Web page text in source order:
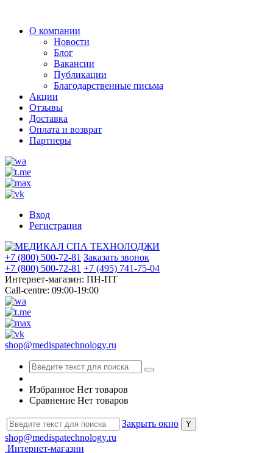
О компании
Новости
Блог
Вакансии
Публикации
Благодарственные письма
Акции
Отзывы
Доставка
Оплата и возврат
Партнеры
Вход
Регистрация
+7 (800) 500-72-81 Заказать звонок
+7 (800) 500-72-81 +7 (495) 741-75-04
Интернет-магазин: ПН-ПТ
Call-centre: 09:00-19:00
shop@medispatechnology.ru
Избранное Нет товаров
Сравнение Нет товаров
Закрыть окно
shop@medispatechnology.ru
Интернет-магазин